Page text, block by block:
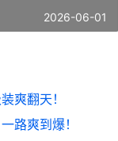
2026-06-01
爽翻天！
路爽到爆！